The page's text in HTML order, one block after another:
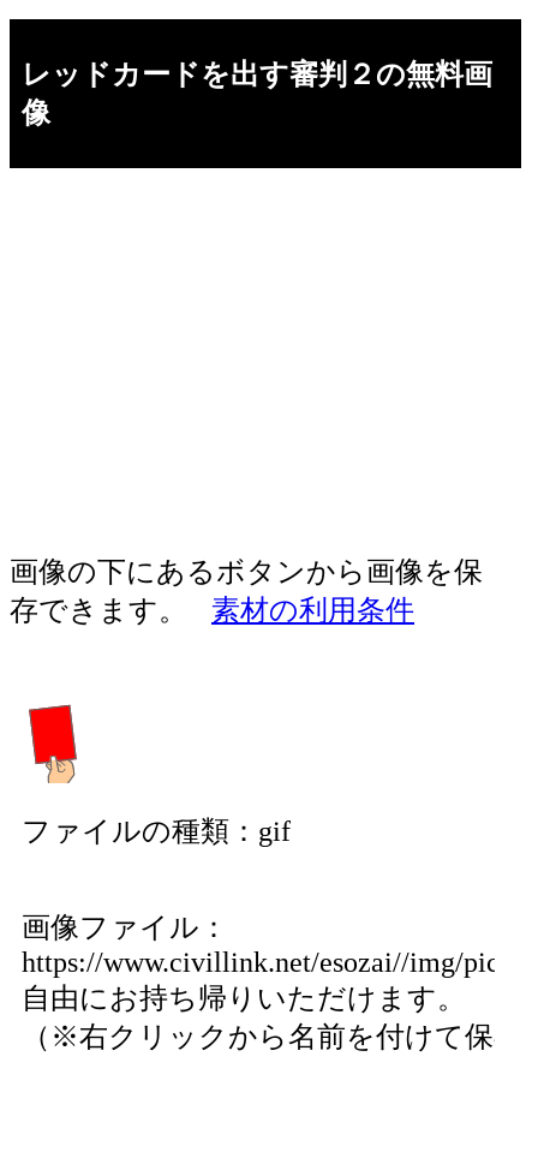
レッドカードを出す審判２の無料画
像
画像の下にあるボタンから画像を保
存できます。
素材の利用条件
ファイルの種類：gif
画像ファイル：
https://www.civillink.net/esozai//img/
自由にお持ち帰りいただけます。
（※右クリックから名前を付けて保存